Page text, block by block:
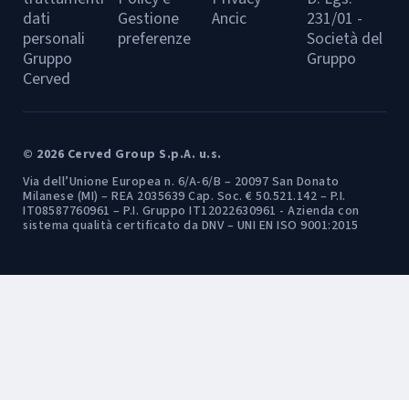
dati
personali
Gruppo
Cerved
Gestione
preferenze
Ancic
231/01 -
Società del
Gruppo
© 2026 Cerved Group S.p.A. u.s.
Via dell’Unione Europea n. 6/A-6/B – 20097 San Donato
Milanese (MI) – REA 2035639 Cap. Soc. € 50.521.142 – P.I.
IT08587760961 – P.I. Gruppo IT12022630961 - Azienda con
sistema qualità certificato da DNV – UNI EN ISO 9001:2015